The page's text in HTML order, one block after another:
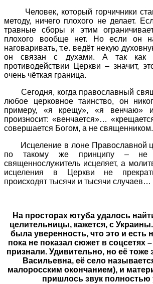
Человек, который горчичники
методу, ничего плохого не делает.
травные сборы и этим
плохого вообще нет. Но если он
наговаривать, т.е. ведёт некую
он связан с духами. А так
противодействии Церкви – значит,
очень чёткая граница.
Сегодня, когда православный
любое церковное таинство, он
примеру, «я крещу», «я венчаю»
произносит: «венчается»…
совершается Богом, а не священником.
Исцеление в лоне Православной
по такому же принципу – не
священнослужитель исцеляет, а
исцеления в Церкви не
происходят тысячи и тысячи случаев…
На просторах ютуба удалось
целительницы, кажется, с
была уверенность, что это и есть
пока не показал сюжет в соцсетях
признали. Удивительно, но её тоже
Васильевна, её село
малоросским окончанием), и
пришлось звук полностью